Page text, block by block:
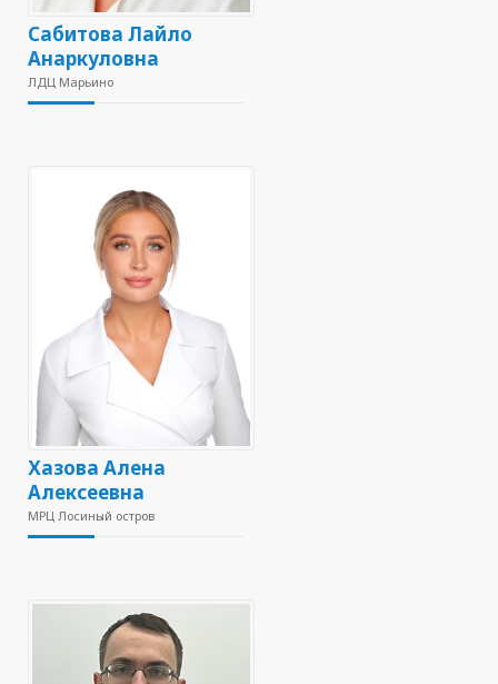
Сабитова Лайло
Анаркуловна
ЛДЦ Марьино
Хазова Алена
Алексеевна
МРЦ Лосиный остров